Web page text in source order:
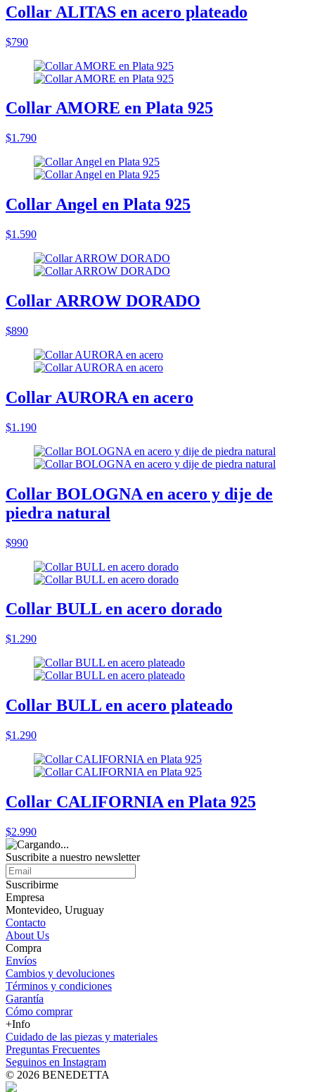
Collar ALITAS en acero plateado
$790
Collar AMORE en Plata 925
$1.790
Collar Angel en Plata 925
$1.590
Collar ARROW DORADO
$890
Collar AURORA en acero
$1.190
Collar BOLOGNA en acero y dije de
piedra natural
$990
Collar BULL en acero dorado
$1.290
Collar BULL en acero plateado
$1.290
Collar CALIFORNIA en Plata 925
$2.990
Suscribite a nuestro newsletter
Suscribirme
Empresa
Montevideo, Uruguay
Contacto
About Us
Compra
Envíos
Cambios y devoluciones
Términos y condiciones
Garantía
Cómo comprar
+Info
Cuidado de las piezas y materiales
Preguntas Frecuentes
Seguinos en Instagram
© 2026 BENEDETTA